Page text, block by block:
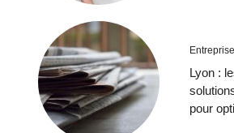
Entreprise
Lyon :
pour